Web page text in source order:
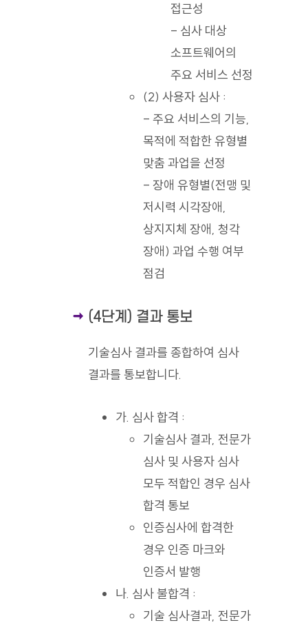
접근성
- 심사 대상
소프트웨어의
주요 서비스 선정
(2) 사용자 심사 :
- 주요 서비스의 기능,
목적에 적합한 유형별
맞춤 과업을 선정
- 장애 유형별(전맹 및
저시력 시각장애,
상지지체 장애, 청각
장애) 과업 수행 여부
점검
(4단계) 결과 통보
기술심사 결과를 종합하여 심사
결과를 통보합니다.
가. 심사 합격 :
기술심사 결과, 전문가
심사 및 사용자 심사
모두 적합인 경우 심사
합격 통보
인증심사에 합격한
경우 인증 마크와
인증서 발행
나. 심사 불합격 :
기술 심사결과, 전문가